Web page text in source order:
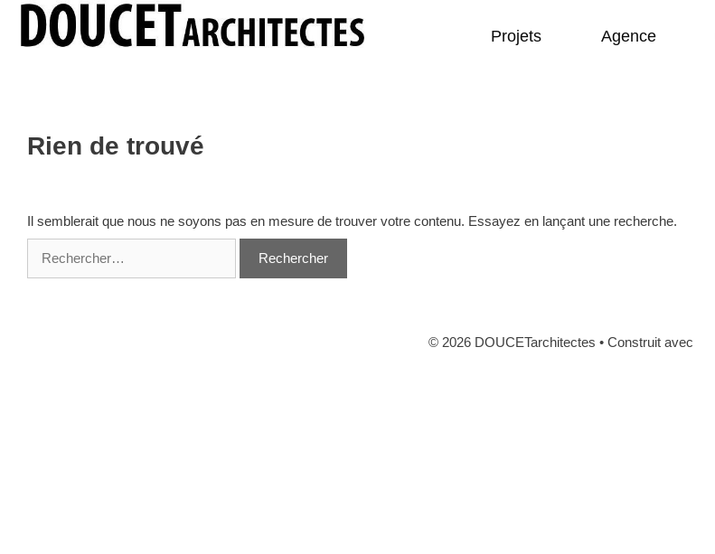
Aller
contenu
Projets Agence
Rien de trouvé
Il semblerait que nous ne soyons pas en mesure de trouver votre contenu. Essayez en lançant une recherche.
© 2026 DOUCETarchitectes • Construit avec